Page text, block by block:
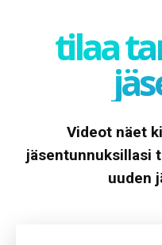
tilaa
Videot näet
jäsentunnuksillasi
uuden